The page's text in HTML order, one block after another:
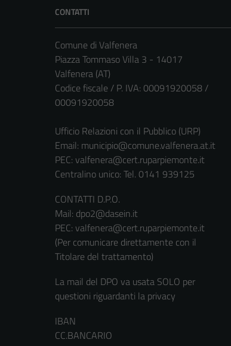
CONTATTI
Comune di Valfenera
Piazza Tommaso Villa 3 - 14017
Valfenera (AT)
Codice fiscale / P. IVA: 00091920058 /
00091920058
Ufficio Relazioni con il Pubblico (URP)
Email: municipio@comune.valfenera.at.it
PEC: valfenera@cert.ruparpiemonte.it
Centralino unico: Tel. 0141 939125
CONTATTI D.P.O.
Mail: dpo2@dasein.it
PEC: valfenera@cert.ruparpiemonte.it
(Per comunicare direttamente con il
Titolare del trattamento)
La mail del DPO va usata SOLO per
questioni riguardanti la privacy
IBAN
CC.BANCARIO